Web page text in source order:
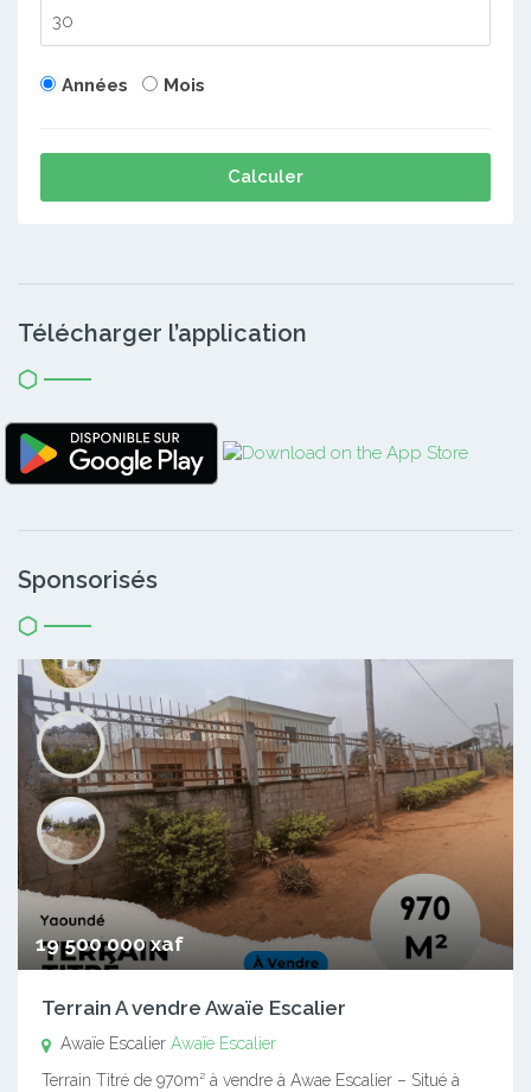
Années Mois
Calculer
Télécharger l’application
Sponsorisés
19 500 000 xaf
Terrain A vendre Awaïe Escalier
Awaïe Escalier Awaïe Escalier
Terrain Titré de 970m² à vendre à Awae Escalier – Situé à